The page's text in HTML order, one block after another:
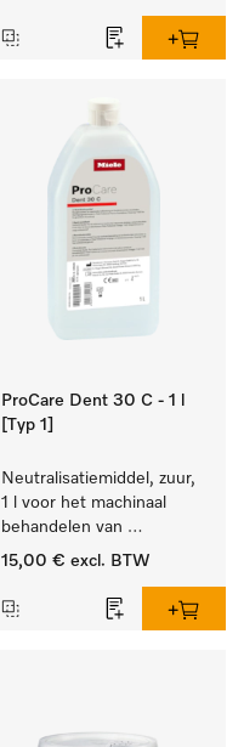
ProCare Dent 30 C - 1 l
[Typ 1]
Neutralisatiemiddel, zuur,
1 l voor het machinaal
behandelen van
tandheelkundige- en
15,00 € excl. BTW